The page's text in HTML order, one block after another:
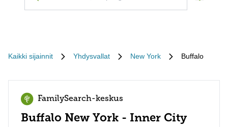
Kaikki sijainnit Yhdysvallat New York Buffalo
FamilySearch-keskus
Buffalo New York - Inner City